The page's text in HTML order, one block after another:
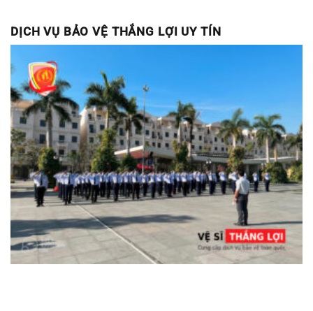
DỊCH VỤ BẢO VỆ THẮNG LỢI UY TÍN